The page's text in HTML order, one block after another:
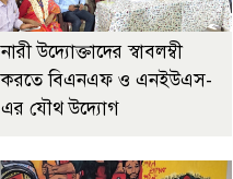
নারী উদ্যোক্তাদের স্বাবলম্বী
করতে বিএনএফ ও এনইউএস-
এর যৌথ উদ্যোগ